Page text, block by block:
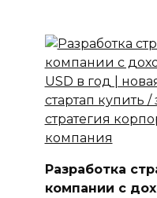
Разработка
компании с